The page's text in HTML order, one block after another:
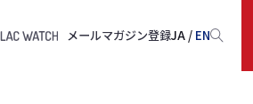
メールマガジン登録JA / EN